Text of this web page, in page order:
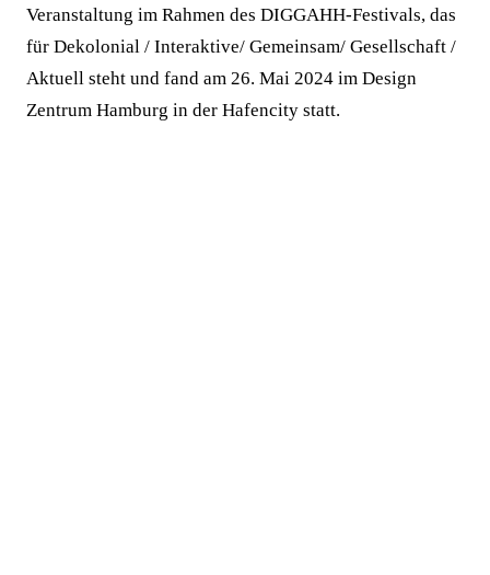
Veranstaltung im Rahmen des DIGGAHH-Festivals, das
für Dekolonial / Interaktive/ Gemeinsam/ Gesellschaft /
Aktuell steht und fand am 26. Mai 2024 im Design
Zentrum Hamburg in der Hafencity statt.